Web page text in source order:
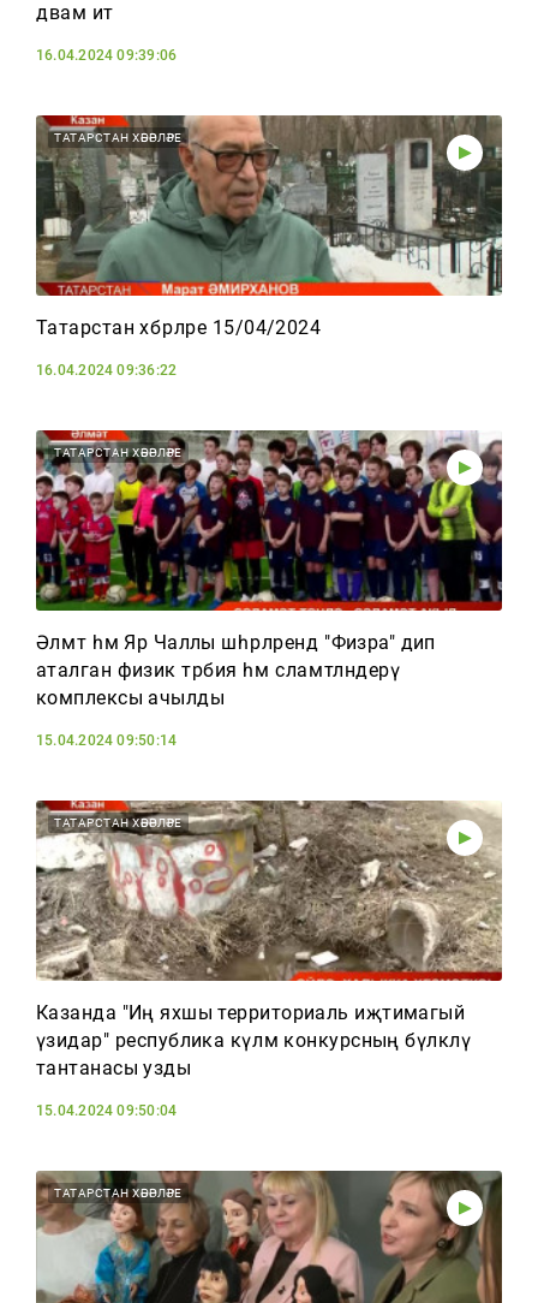
дәвам итә
16.04.2024 09:39:06
ТАТАРСТАН ХӘБӘРЛӘРЕ
Татарстан хәбәрләре 15/04/2024
16.04.2024 09:36:22
ТАТАРСТАН ХӘБӘРЛӘРЕ
Әлмәт һәм Яр Чаллы шәһәрләрендә "Физра" дип
аталган физик тәрбия һәм сәламәтләндерү
комплексы ачылды
15.04.2024 09:50:14
ТАТАРСТАН ХӘБӘРЛӘРЕ
Казанда "Иң яхшы территориаль иҗтимагый
үзидарә" республика күләм конкурсның бүләкләү
тантанасы узды
15.04.2024 09:50:04
ТАТАРСТАН ХӘБӘРЛӘРЕ